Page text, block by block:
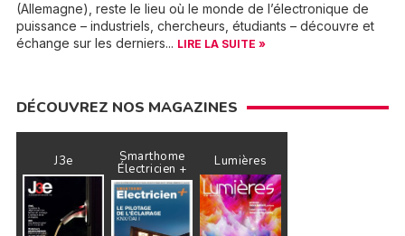
(Allemagne), reste le lieu où le monde de l’électronique de
puissance – industriels, chercheurs, étudiants – découvre et
échange sur les derniers... LIRE LA SUITE »
DÉCOUVREZ NOS MAGAZINES
J3e Smarthome
Électricien + Lumières